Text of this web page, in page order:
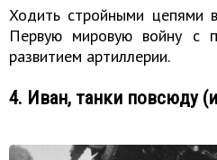
Ходить стройными цепями
Первую мировую войну с
развитием артиллерии.
4. Иван, танки повсюду